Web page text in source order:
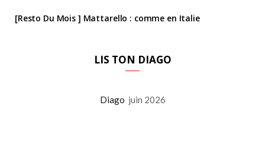
[Resto Du Mois ] Mattarello : comme en Italie
LIS TON DIAGO
Diago juin 2026